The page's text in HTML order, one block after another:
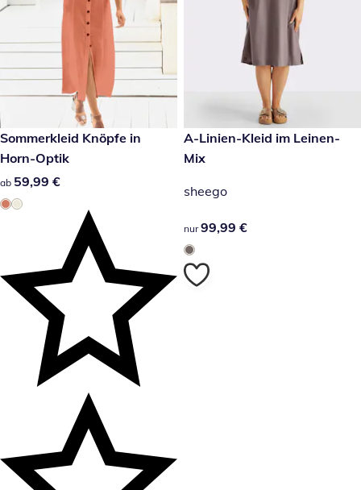
59,99 €
Sommerkleid Knöpfe in
Horn-Optik
59,99 €
ab 59,99 €
99,99 €
A-Linien-Kleid im Leinen-
Mix
sheego
99,99 €
nur 99,99 €